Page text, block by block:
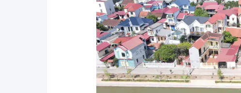
Hồ sơ tài liệu
Thế giới giao thông
Thế giới xây dựng
Khám phá
Lối sống
Ẩm thực